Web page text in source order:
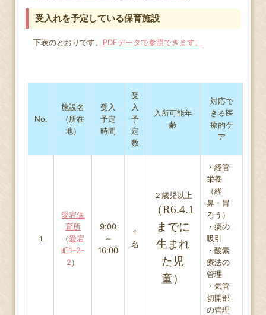
受入れを予定している保育施設
下表のとおりです。 PDFデータで参照できます。
No.
施設名
（所在
地）
受入
予定
時間
受
入
予
定
数
入所可能年
齢
対応で
きる医
療的ケ
ア
１
愛宕保
育所
（愛宕
町1-2-
2）
9:00
～
16:00
１
名
２歳児以上
（R6.4.1
までに
生まれ
た児
童）
・経管
栄養
（経
鼻・胃
ろう）
・痰の
吸引
・酸素
療法の
管理
・気管
切開部
の管理